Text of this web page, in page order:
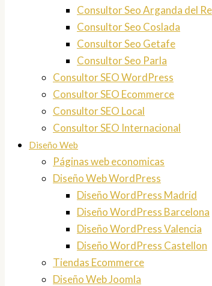
Consultor Seo Arganda del
Consultor Seo Coslada
Consultor Seo Getafe
Consultor Seo Parla
Consultor SEO WordPress
Consultor SEO Ecommerce
Consultor SEO Local
Consultor SEO Internacional
Diseño Web
Páginas web economicas
Diseño Web WordPress
Diseño WordPress Madrid
Diseño WordPress Barcelona
Diseño WordPress Valencia
Diseño WordPress Castellon
Tiendas Ecommerce
Diseño Web Joomla